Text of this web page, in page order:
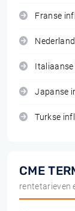
Franse
Japanse
Turkse
CME
rentetarieven